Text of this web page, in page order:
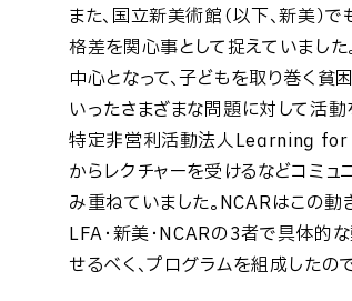
また、国立新美術館（以下、新美）
格差を関心事として捉えていまし
中心となって、子どもを取り巻く貧
いったさまざまな問題に対して活
特定非営利活動法人Learning for
からレクチャーを受けるなどコミュ
み重ねていました。NCARはこの動
LFA・新美・NCARの3者で具体的
せるべく、プログラムを組成したので